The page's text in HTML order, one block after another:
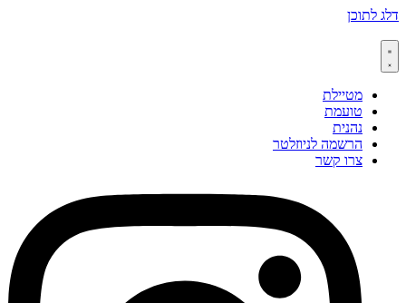
דלג לתוכן
מטיילת
טועמת
נהנית
הרשמה לניוזלטר
צרו קשר